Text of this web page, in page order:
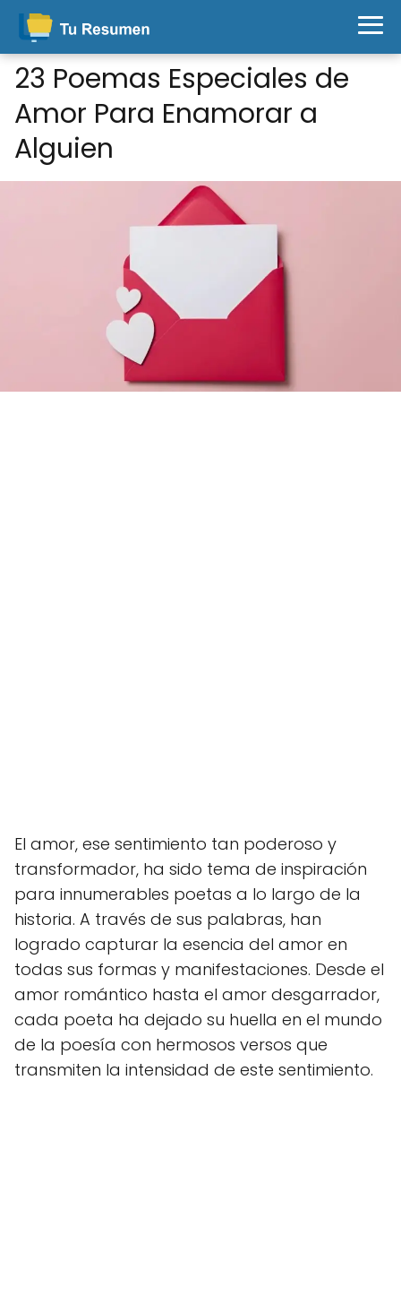
23 Poemas Especiales de
Amor Para Enamorar a
Alguien
El amor, ese sentimiento tan poderoso y
transformador, ha sido tema de inspiración
para innumerables poetas a lo largo de la
historia. A través de sus palabras, han
logrado capturar la esencia del amor en
todas sus formas y manifestaciones. Desde el
amor romántico hasta el amor desgarrador,
cada poeta ha dejado su huella en el mundo
de la poesía con hermosos versos que
transmiten la intensidad de este sentimiento.